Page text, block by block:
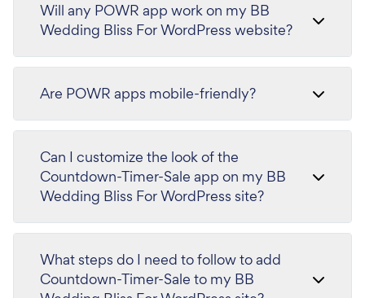
Will any POWR app work on my BB
Wedding Bliss For WordPress website?
Are POWR apps mobile-friendly?
Can I customize the look of the
Countdown-Timer-Sale app on my BB
Wedding Bliss For WordPress site?
What steps do I need to follow to add
Countdown-Timer-Sale to my BB